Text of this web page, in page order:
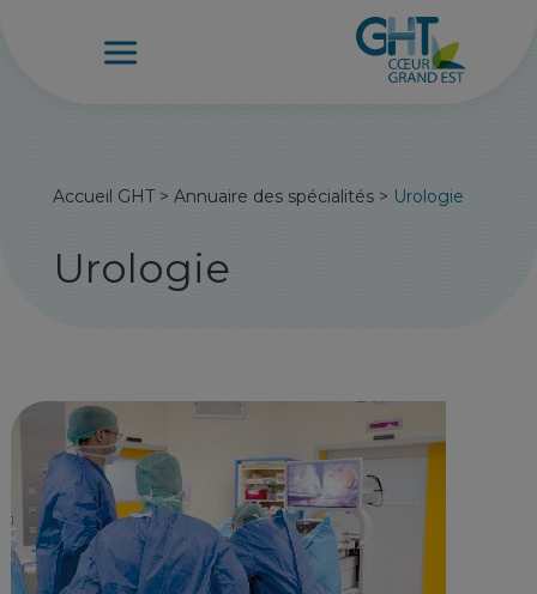
Accueil GHT>Annuaire des spécialités > Urologie
Urologie